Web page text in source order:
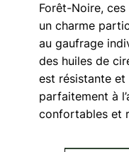
Forêt-Noire,
un charme
au gaufrage
des huiles de
est résistante
parfaitement à
confortables et